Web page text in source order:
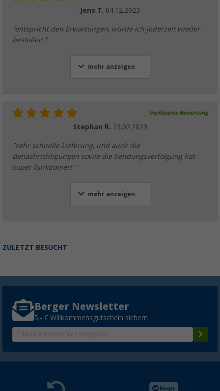
Jens T. 04.12.2023
"entspricht den Erwartungen, würde ich jederzeit wieder
bestellen "
mehr anzeigen
Verifizierte Bewertung
Stephan R. 23.02.2023
"sehr schnelle Lieferung, und auch die
Benachrichtigungen sowie die Sendungsverfolgung hat
super funktioniert "
mehr anzeigen
ZULETZT BESUCHT
Berger Newsletter
5,- € Willkommensgutschein sichern